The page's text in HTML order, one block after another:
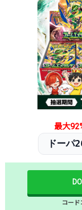
2026.1.5
2025.12.25
2025.12.15
2025.12.5
2025.11.25
2025.11.15
2025.11.5
2025.10.25
発売日初動
最大
ドーパ
コード